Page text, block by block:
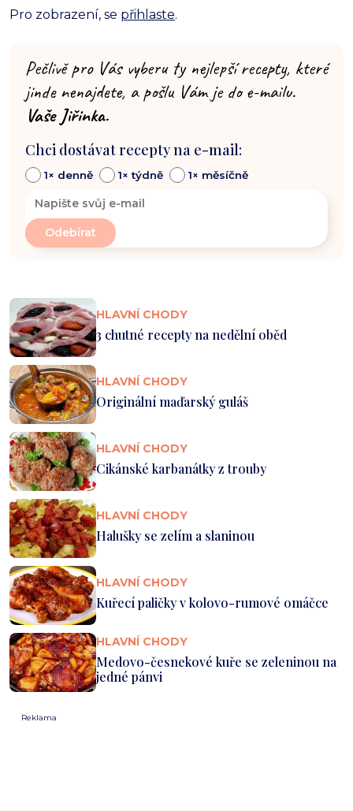
Pro zobrazení, se přihlaste.
Pečlivě pro Vás vyberu ty nejlepší recepty, které
jinde nenajdete, a pošlu Vám je do e-mailu.
Vaše Jiřinka.
Chci dostávat recepty na e-mail:
1× denně 1× týdně 1× měsíčně
HLAVNÍ CHODY
3 chutné recepty na nedělní oběd
HLAVNÍ CHODY
Originální maďarský guláš
HLAVNÍ CHODY
Cikánské karbanátky z trouby
HLAVNÍ CHODY
Halušky se zelím a slaninou
HLAVNÍ CHODY
Kuřecí paličky v kolovo-rumové omáčce
HLAVNÍ CHODY
Medovo-česnekové kuře se zeleninou na
jedné pánvi
Reklama